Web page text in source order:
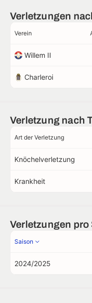
Verletzungen
Verein
Willem II
Charleroi
Verletzung nach
Art der Verletzung
Knöchelverletzung
Krankheit
Verletzungen pro
Saison
2024/2025